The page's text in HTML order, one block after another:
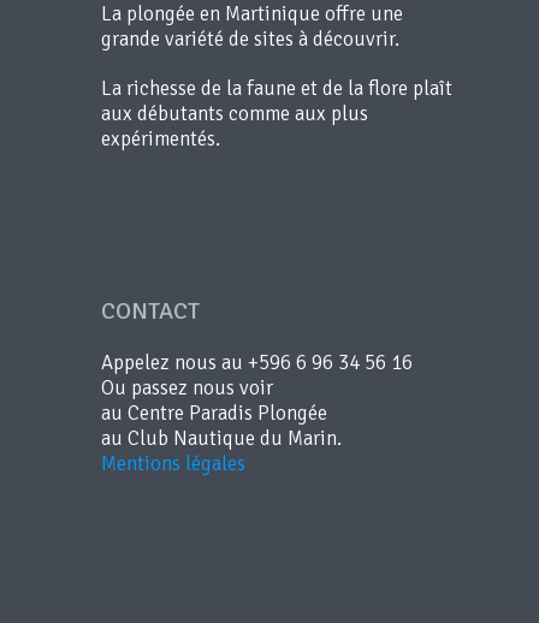
La plongée en Martinique offre une
grande variété de sites à découvrir.
La richesse de la faune et de la flore plaît
aux débutants comme aux plus
expérimentés.
CONTACT
Appelez nous au +596 6 96 34 56 16
Ou passez nous voir
au Centre Paradis Plongée
au Club Nautique du Marin.
Mentions légales